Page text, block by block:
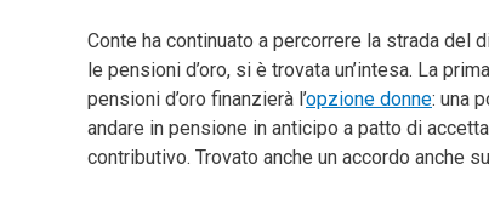
Conte ha continuato a percorrere la strada del
le pensioni d’oro, si è trovata un’intesa. La
pensioni d’oro finanzierà l’opzione donne: una
andare in pensione in anticipo a patto di
contributivo. Trovato anche un accordo anche